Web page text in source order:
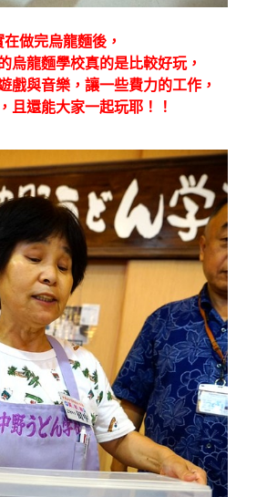
在做完烏龍麵後，
烏龍麵學校真的是比較好玩，
戲與音樂，讓一些費力的工作，
且還能大家一起玩耶！！